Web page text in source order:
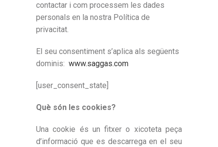
contactar i com processem les dades
personals en la nostra Política de
privacitat.
El seu consentiment s’aplica als següents
dominis: www.saggas.com
[user_consent_state]
Què són les cookies?
Una cookie és un fitxer o xicoteta peça
d’informació que es descarrega en el seu